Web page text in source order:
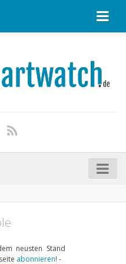
neusten Stand
abonnieren! -